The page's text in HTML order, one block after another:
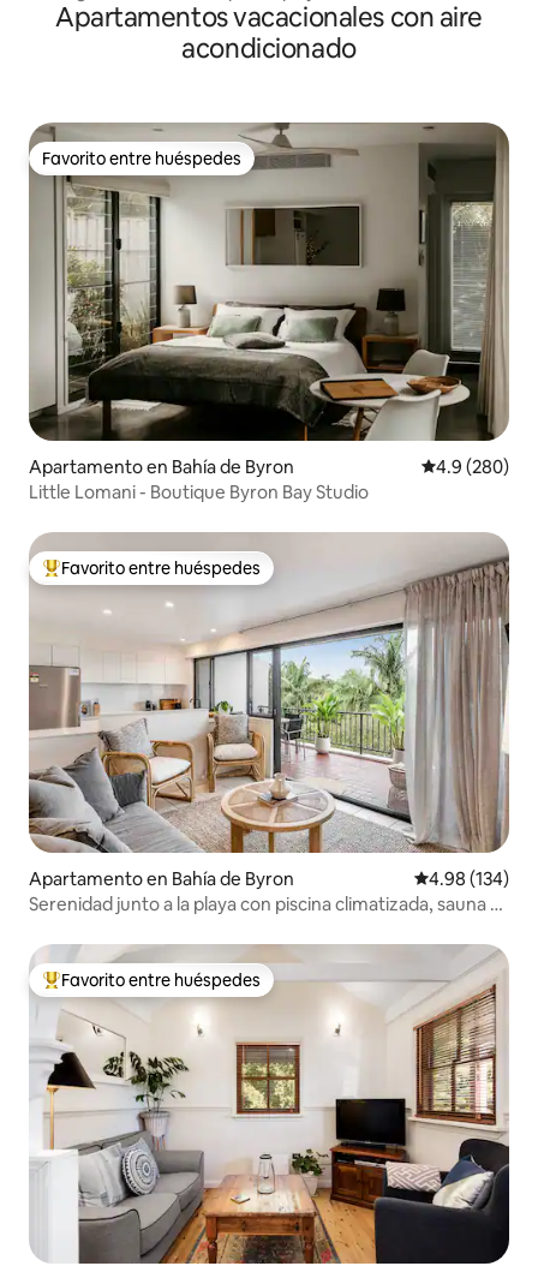
Apartamentos vacacionales con aire
acondicionado
Favorito entre huéspedes
Favorito entre huéspedes
Apartamento en Bahía de Byron Calificación
4.9 (280)
Little Lomani - Boutique Byron Bay Studio
Favorito entre huéspedes preferido
Favorito entre huéspedes
Apartamento en Bahía de Byron Calificación
4.98 (134)
Serenidad junto a la playa con piscina climatizada, sauna y
Favorito entre huéspedes preferido
Favorito entre huéspedes